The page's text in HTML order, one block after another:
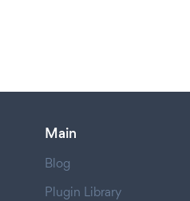
Main
Blog
Plugin Library